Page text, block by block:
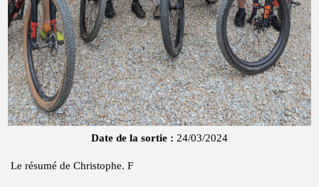
Date de la sortie : 24/03/2024
Le résumé de Christophe. F